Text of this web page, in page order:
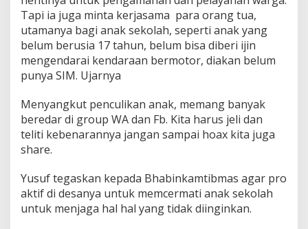
h
m
a
n
T
a
l
a
l
Tapi ia juga minta kerjasama para orang tua,
utamanya bagi anak sekolah, seperti anak yang
belum berusia 17 tahun, belum bisa diberi ijin
mengendarai kendaraan bermotor, diakan belum
punya SIM. Ujarnya
Menyangkut penculikan anak, memang banyak
beredar di group WA dan Fb. Kita harus jeli dan
teliti kebenarannya jangan sampai hoax kita juga
share.
Yusuf tegaskan kepada Bhabinkamtibmas agar pro
aktif di desanya untuk memcermati anak sekolah
untuk menjaga hal hal yang tidak diinginkan.